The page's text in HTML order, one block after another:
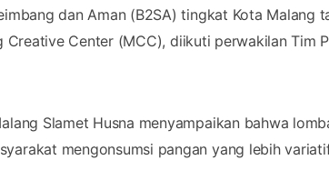
dan Aman (B2SA) tingkat Kota Malang
Center (MCC), diikuti perwakilan Tim
Slamet Husna menyampaikan bahwa
mengonsumsi pangan yang lebih